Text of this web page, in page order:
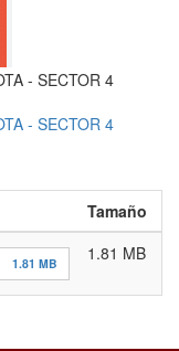
- SECTOR 4
- SECTOR 4
Tamaño
1.81 MB 1.81 MB